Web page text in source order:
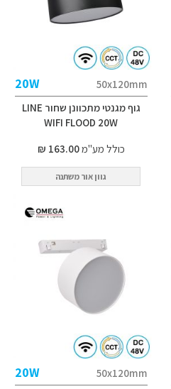
50x120mm
20W
גוף מגנטי מתכוונן שחור LINE
WIFI FLOOD 20W
כולל מע"מ163.00 ₪
גוון אור משתנה
50x120mm
20W